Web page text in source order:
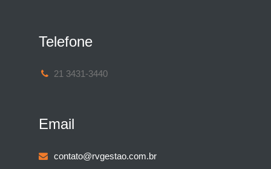
Telefone
21 3431-3440
Email
contato@rvgestao.com.br